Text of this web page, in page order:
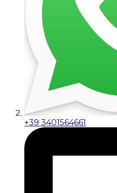
+39 3401564661